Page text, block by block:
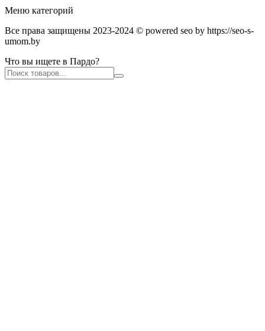
Меню категорий
Все права защищены 2023-2024 © powered seo by https://seo-s-
umom.by
Что вы ищете в Пардо?